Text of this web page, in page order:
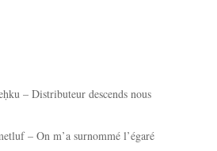
– Distributeur descends nous
– On m’a surnommé l’égaré